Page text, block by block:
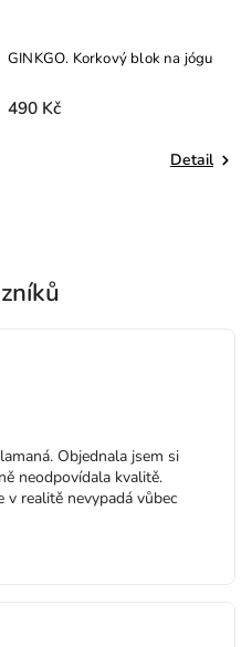
FLOW. Korkový blok na jógu
490 Kč
Do košíku
Objednala jsem si
neodpovídala kvalitě.
v realitě nevypadá vůbec